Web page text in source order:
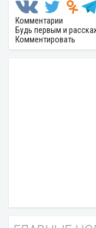
Комментарии
Будь первым и
Комментировать